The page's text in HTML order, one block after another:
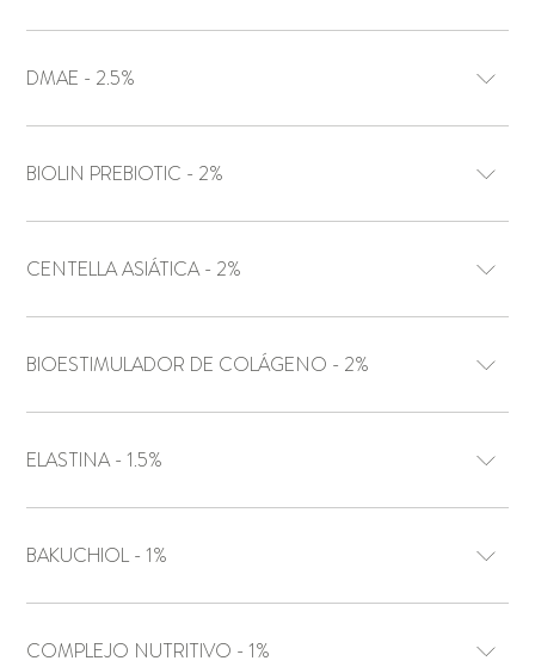
DMAE - 2.5%
BIOLIN PREBIOTIC - 2%
CENTELLA ASIÁTICA - 2%
BIOESTIMULADOR DE COLÁGENO - 2%
ELASTINA - 1.5%
BAKUCHIOL - 1%
COMPLEJO NUTRITIVO - 1%